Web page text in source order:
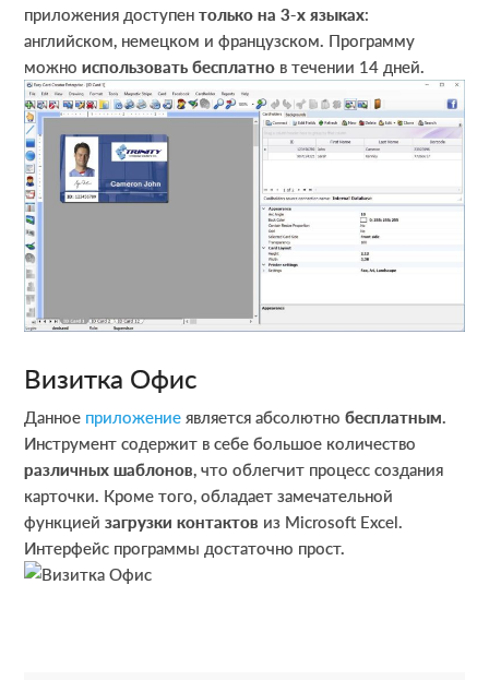
приложения доступентолько на 3-х языках:
английском, немецком и французском. Программу
можноиспользовать бесплатно в течении 14 дней.
Визитка Офис
Данное приложениеявляется абсолютнобесплатным.
Инструмент содержит в себе большое количество
различных шаблонов, что облегчит процесс создания
карточки. Кроме того, обладает замечательной
функциейзагрузки контактов из Microsoft Excel.
Интерфейс программы достаточно прост.